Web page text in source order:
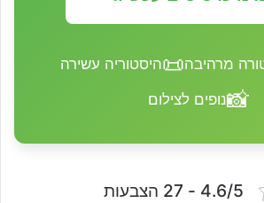
מרהיבה📜היסטוריה עשירה
📸נופים לצילום
4.6/5 - 27 הצבעות